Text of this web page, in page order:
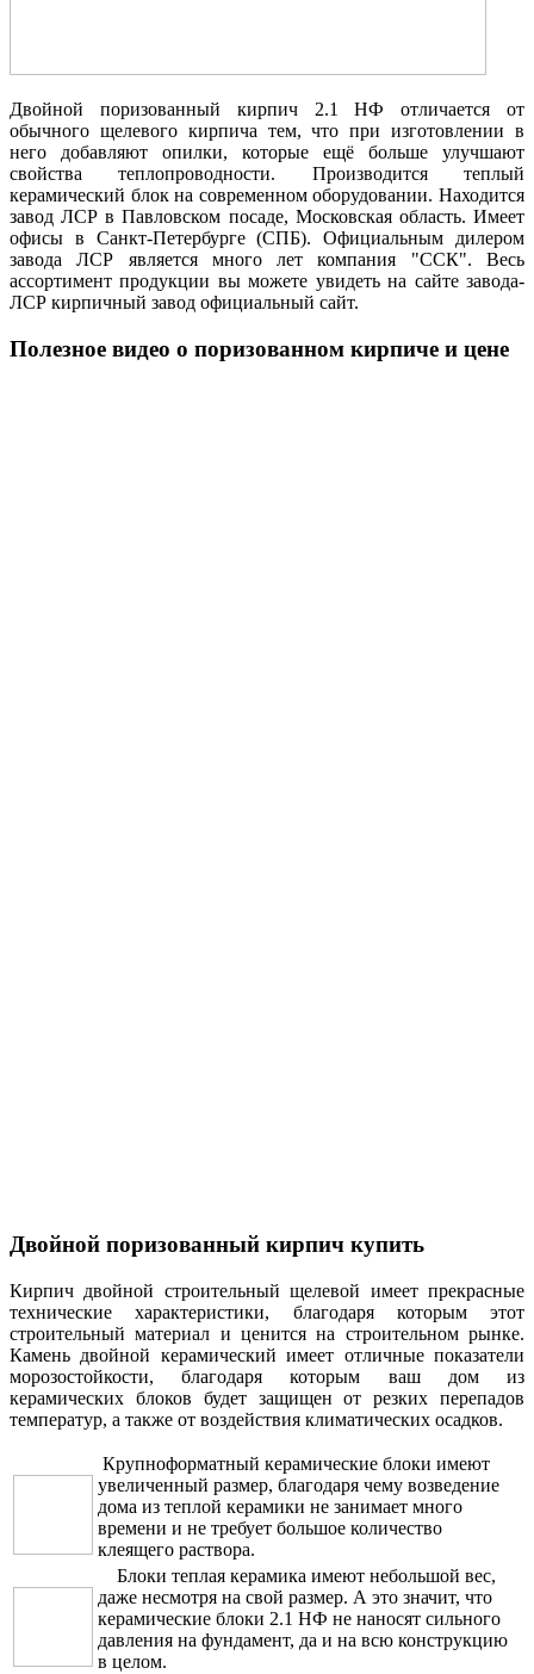
Двойной поризованный кирпич 2.1 НФ отличается от
обычного щелевого кирпича тем, что при изготовлении в
него добавляют опилки, которые ещё больше улучшают
свойства теплопроводности. Производится теплый
керамический блок на современном оборудовании. Находится
завод ЛСР в Павловском посаде, Московская область. Имеет
офисы в Санкт-Петербурге (СПБ). Официальным дилером
завода ЛСР является много лет компания "ССК". Весь
ассортимент продукции вы можете увидеть на сайте завода-
ЛСР кирпичный завод официальный сайт.
Полезное видео о поризованном кирпиче и цене
Двойной поризованный кирпич купить
Кирпич двойной строительный щелевой имеет прекрасные
технические характеристики, благодаря которым этот
строительный материал и ценится на строительном рынке.
Камень двойной керамический имеет отличные показатели
морозостойкости, благодаря которым ваш дом из
керамических блоков будет защищен от резких перепадов
температур, а также от воздействия климатических осадков.
Крупноформатный керамические блоки имеют
увеличенный размер, благодаря чему возведение
дома из теплой керамики не занимает много
времени и не требует большое количество
клеящего раствора.
Блоки теплая керамика имеют небольшой вес,
даже несмотря на свой размер. А это значит, что
керамические блоки 2.1 НФ не наносят сильного
давления на фундамент, да и на всю конструкцию
в целом.